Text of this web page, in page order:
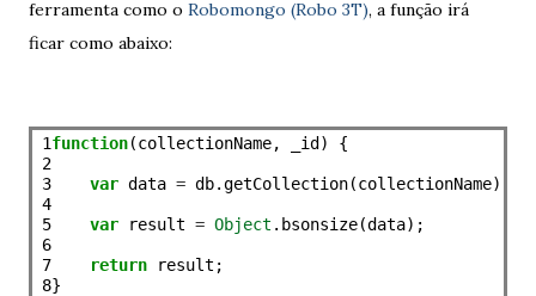
ferramenta como o Robomongo (Robo 3T), a função irá
ficar como abaixo:
1
2
3
4
5
6
7
8
function(collectionName, _id) {
var data =
var result = Object .bsonsize(data);
return result;